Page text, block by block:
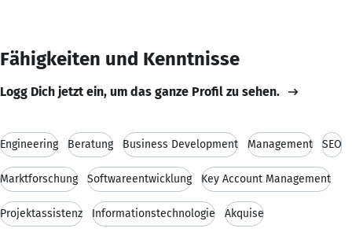
Fähigkeiten und Kenntnisse
Logg Dich jetzt ein, um das ganze Profil zu sehen.
Engineering Beratung Business Development Management SEO
Marktforschung Softwareentwicklung Key Account Management
Projektassistenz Informationstechnologie Akquise